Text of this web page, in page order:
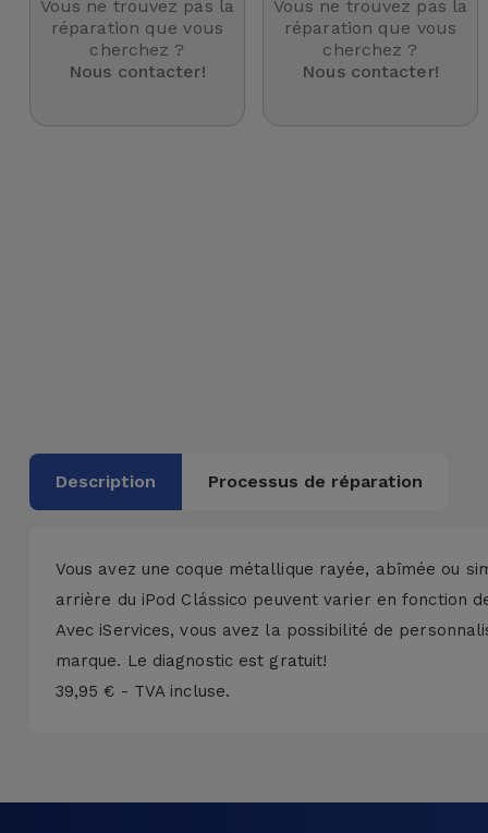
Autres
Marques
et
Bracelets
Traceurs et
Accessoires
Mobilité,
Auto et
Vélo
d'ordinateur
Vous ne trouvez pas la
réparation que vous
cherchez ?
Nous contacter!
Vous ne trouvez pas la
réparation que vous
cherchez ?
Nous contacter!
Description Processus de réparation
Vous avez une coque métallique rayée, abîmée ou
arrière du iPod Clássico peuvent varier en fonction
Avec iServices, vous avez la possibilité de
marque. Le diagnostic est gratuit!
39,95 € - TVA incluse.